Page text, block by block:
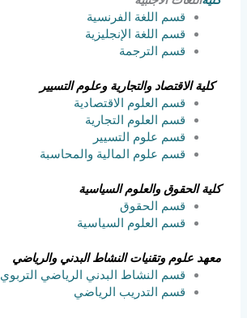
قسم اللغة الفرنسية
قسم اللغة الإنجليزية
قسم الترجمة
كلية الاقتصاد والتجارية وعلوم التسيير
قسم العلوم الاقتصادية
قسم العلوم التجارية
قسم علوم التسيير
قسم علوم المالية والمحاسبة
كلية الحقوق والعلوم السياسية
قسم الحقوق
قسم العلوم السياسية
معهد علوم وتقنيات النشاط البدني والرياضي
قسم النشاط البدني الرياضي التربوي
قسم التدريب الرياضي